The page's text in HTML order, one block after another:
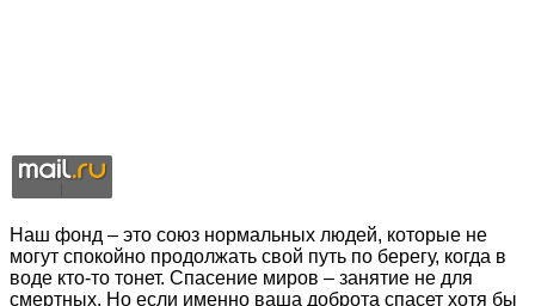
Наш фонд – это союз нормальных людей, которые не
могут спокойно продолжать свой путь по берегу, когда в
воде кто-то тонет. Спасение миров – занятие не для
смертных. Но если именно ваша доброта спасет хотя бы